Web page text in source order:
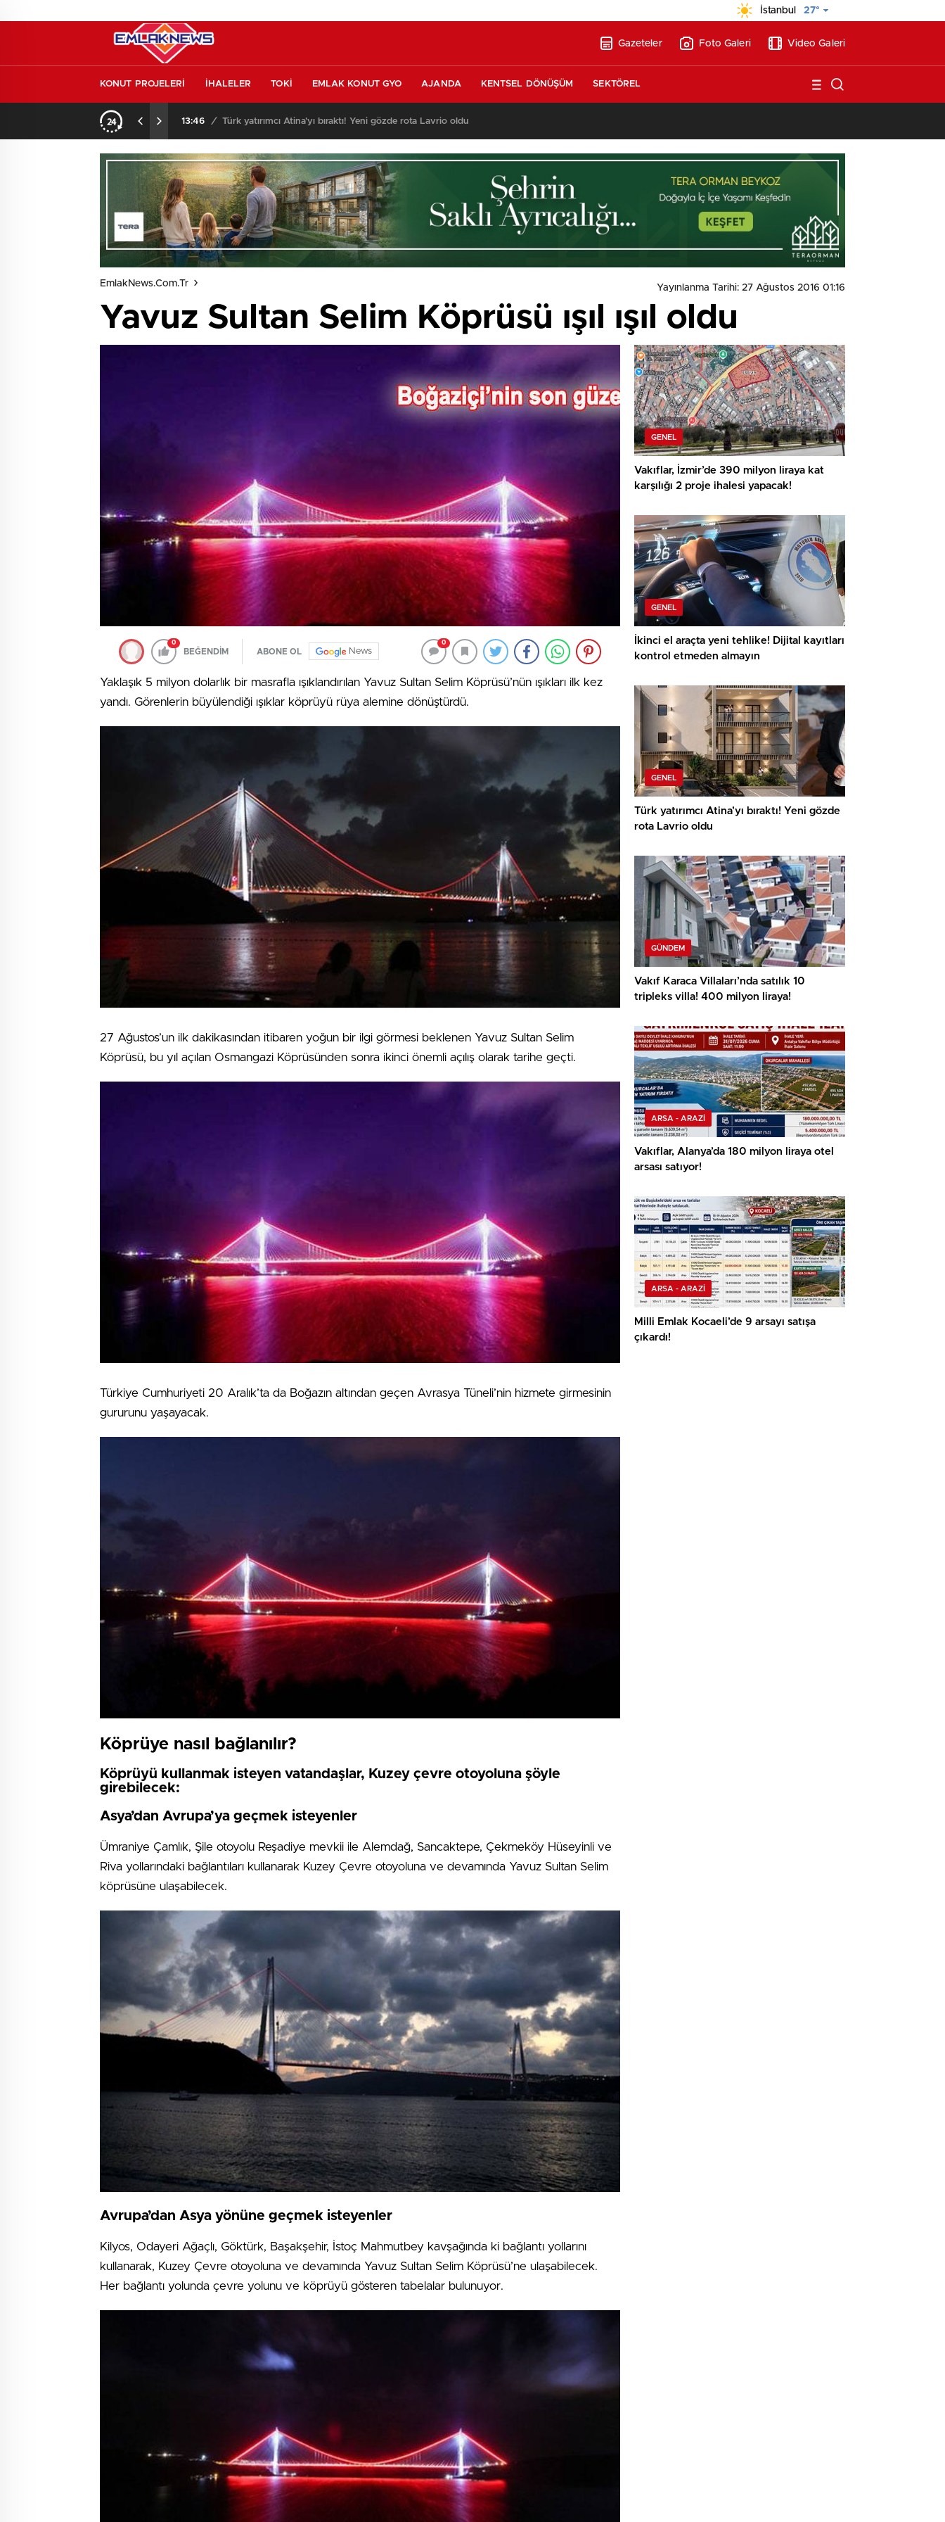
İstanbul 27°
Gazeteler Foto Galeri Video Galeri
KONUT PROJELERİ İHALELER TOKİ EMLAK KONUT GYO AJANDA KENTSEL DÖNÜŞÜM SEKTÖREL
13:26 / Vakıf Karaca Villaları’nda satılık 10 tripleks villa! 400 milyon liraya!
EmlakNews.com.tr Yayınlanma Tarihi: 27 Ağustos 2016 01:16
Yavuz Sultan Selim Köprüsü ışıl ışıl oldu
0
BEĞENDİM ABONE OL News
0
Yaklaşık 5 milyon dolarlık bir masrafla ışıklandırılan Yavuz Sultan Selim Köprüsü’nün ışıkları ilk kez
yandı. Görenlerin büyülendiği ışıklar köprüyü rüya alemine dönüştürdü.
27 Ağustos’un ilk dakikasından itibaren yoğun bir ilgi görmesi beklenen Yavuz Sultan Selim
Köprüsü, bu yıl açılan Osmangazi Köprüsünden sonra ikinci önemli açılış olarak tarihe geçti.
Türkiye Cumhuriyeti 20 Aralık’ta da Boğazın altından geçen Avrasya Tüneli’nin hizmete girmesinin
gururunu yaşayacak.
Köprüye nasıl bağlanılır?
Köprüyü kullanmak isteyen vatandaşlar, Kuzey çevre otoyoluna şöyle
girebilecek:
Asya’dan Avrupa’ya geçmek isteyenler
Ümraniye Çamlık, Şile otoyolu Reşadiye mevkii ile Alemdağ, Sancaktepe, Çekmeköy Hüseyinli ve
Riva yollarındaki bağlantıları kullanarak Kuzey Çevre otoyoluna ve devamında Yavuz Sultan Selim
köprüsüne ulaşabilecek.
Avrupa’dan Asya yönüne geçmek isteyenler
Kilyos, Odayeri Ağaçlı, Göktürk, Başakşehir, İstoç Mahmutbey kavşağında ki bağlantı yollarını
kullanarak, Kuzey Çevre otoyoluna ve devamında Yavuz Sultan Selim Köprüsü’ne ulaşabilecek.
Her bağlantı yolunda çevre yolunu ve köprüyü gösteren tabelalar bulunuyor.
GENEL
Vakıflar, İzmir’de 390 milyon liraya kat
karşılığı 2 proje ihalesi yapacak!
GENEL
İkinci el araçta yeni tehlike! Dijital kayıtları
kontrol etmeden almayın
GENEL
Türk yatırımcı Atina’yı bıraktı! Yeni gözde
rota Lavrio oldu
GÜNDEM
Vakıf Karaca Villaları’nda satılık 10
tripleks villa! 400 milyon liraya!
ARSA - ARAZİ
Vakıflar, Alanya’da 180 milyon liraya otel
arsası satıyor!
ARSA - ARAZİ
Milli Emlak Kocaeli’de 9 arsayı satışa
çıkardı!